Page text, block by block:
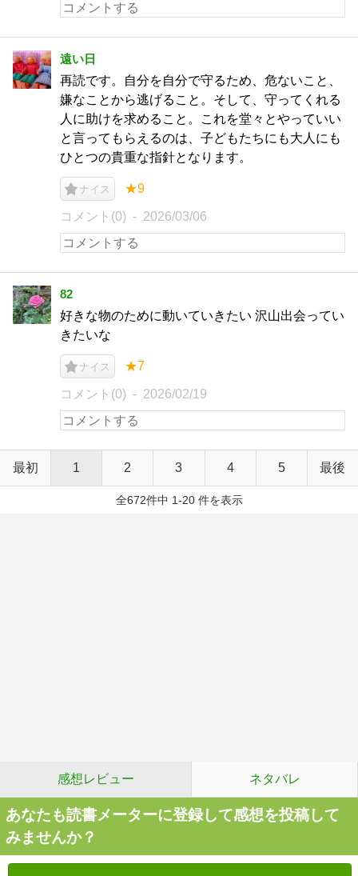
遠い日
再読です。自分を自分で守るため、危ないこと、
嫌なことから逃げること。そして、守ってくれる
人に助けを求めること。これを堂々とやっていい
と言ってもらえるのは、子どもたちにも大人にも
ひとつの貴重な指針となります。
ナイス ★9
コメント(0) 2026/03/06
82
好きな物のために動いていきたい 沢山出会ってい
きたいな
ナイス ★7
コメント(0) 2026/02/19
最初 1 2 3 4 5 最後
全672件中 1-20 件を表示
感想レビュー ネタバレ
あなたも読書メーターに登録して感想を投稿して
みませんか？